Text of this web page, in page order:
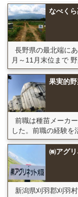
なべく
長野県の最北端に
月～11月末位まで 野
果実的
前職は種苗メーカ
した。前職の経験を
㈱アグ
新潟県刈羽郡刈羽